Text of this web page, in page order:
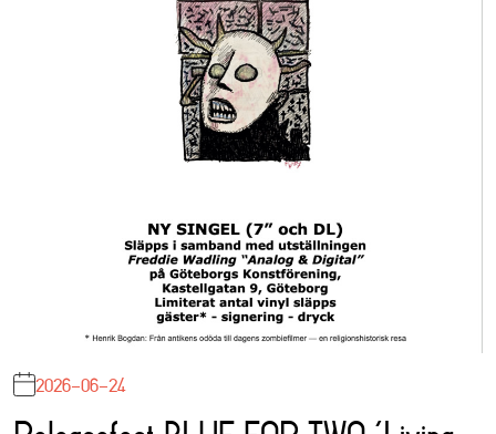
2026-06-24